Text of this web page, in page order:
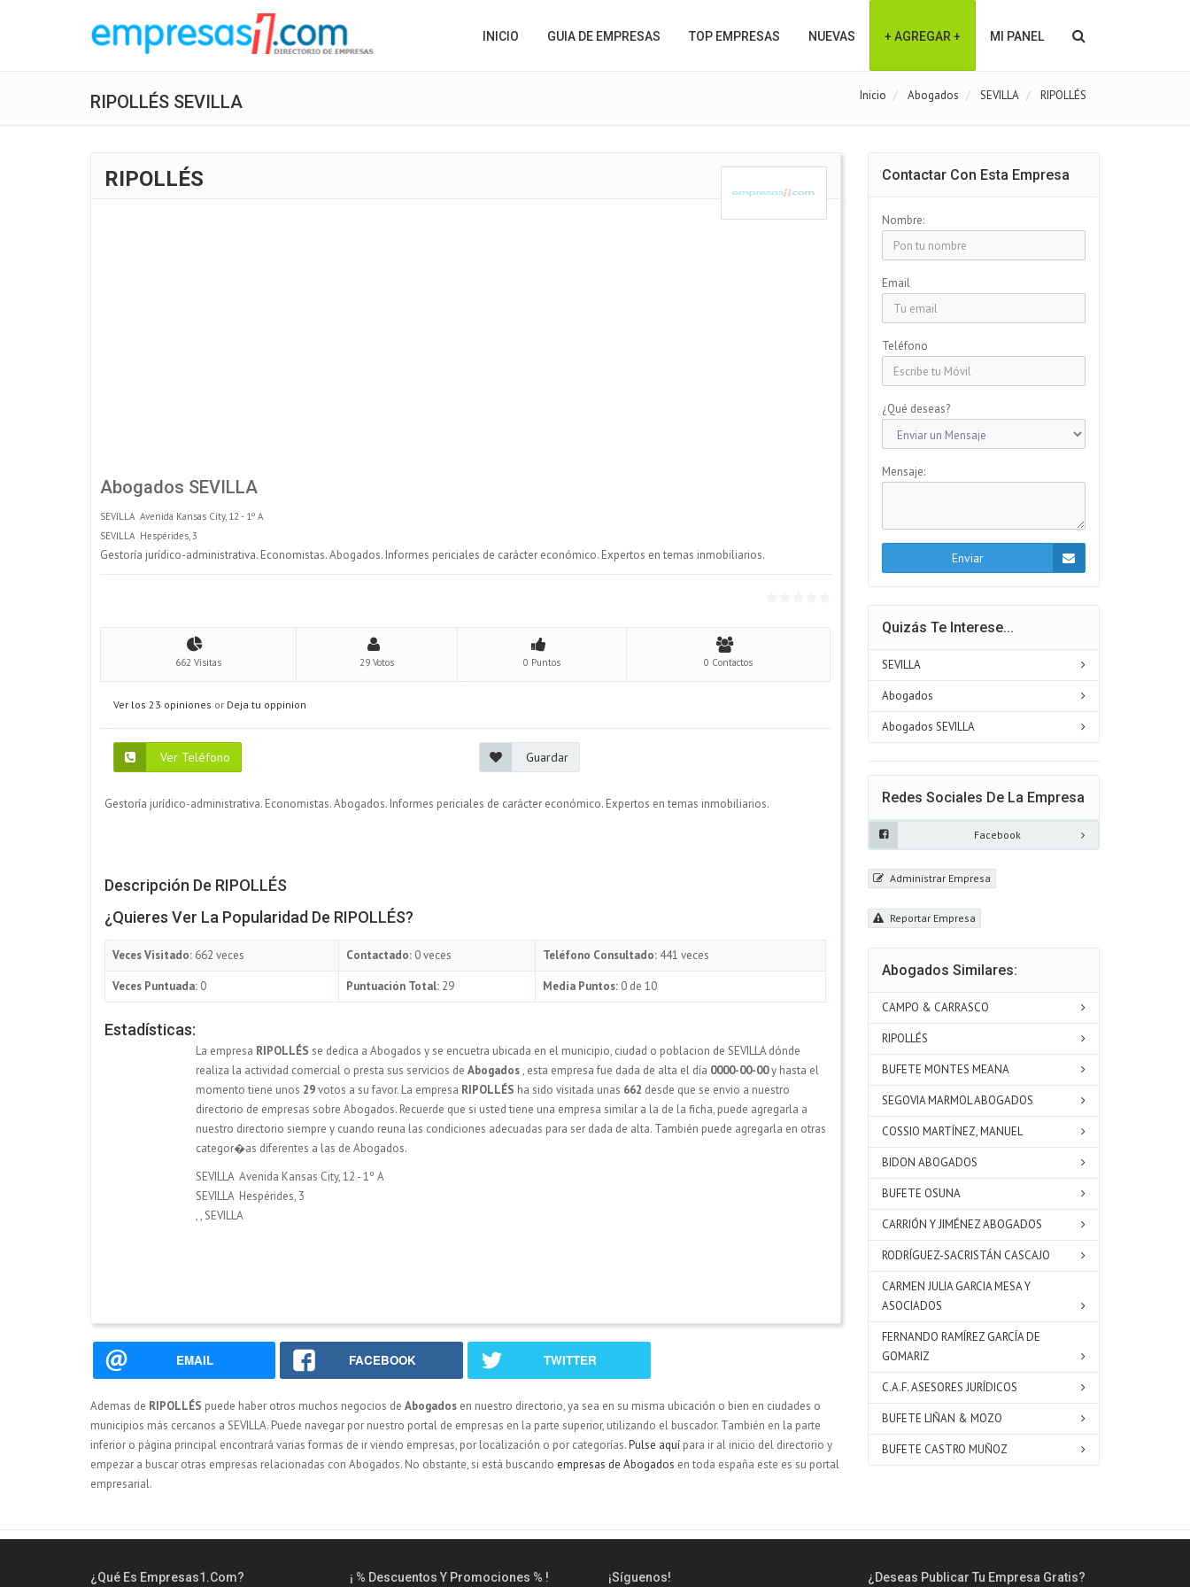
INICIO GUIA DE EMPRESAS TOP EMPRESAS NUEVAS + AGREGAR + MI PANEL
RIPOLLÉS SEVILLA Inicio Abogados SEVILLA RIPOLLÉS
RIPOLLÉS
Abogados SEVILLA
SEVILLA Avenida Kansas City, 12 - 1º A
SEVILLA Hespérides, 3
Gestoría jurídico-administrativa. Economistas. Abogados. Informes periciales de carácter económico. Expertos en temas inmobiliarios.
662 Visitas 29 Votos 0 Puntos 0 Contactos
Ver los 23 opiniones or Deja tu oppinion
Ver Teléfono Guardar
Gestoría jurídico-administrativa. Economistas. Abogados. Informes periciales de carácter económico. Expertos en temas inmobiliarios.
Descripción De RIPOLLÉS
¿Quieres Ver La Popularidad De RIPOLLÉS?
Veces Visitado: 662 veces Contactado: 0 veces Teléfono Consultado: 441 veces
Veces Puntuada: 0 Puntuación Total: 29 Media Puntos: 0 de 10
Estadísticas:
La empresa RIPOLLÉS se dedica a Abogados y se encuetra ubicada en el municipio, ciudad o poblacion de SEVILLA dónde
realiza la actividad comercial o presta sus servicios de Abogados, esta empresa fue dada de alta el día 0000-00-00y hasta el
momento tiene unos 29votos a su favor. La empresa RIPOLLÉS ha sido visitada unas 662 desde que se envio a nuestro
directorio de empresas sobre Abogados. Recuerde que si usted tiene una empresa similar a la de la ficha, puede agregarla a
nuestro directorio siempre y cuando reuna las condiciones adecuadas para ser dada de alta. También puede agregarla en otras
categor�as diferentes a las de Abogados.
SEVILLA Avenida Kansas City, 12 - 1º A
SEVILLA Hespérides, 3
,,SEVILLA
EMAIL FACEBOOK TWITTER
Ademas de RIPOLLÉS puede haber otros muchos negocios de Abogados en nuestro directorio, ya sea en su misma ubicación o bien en ciudades o
municipios más cercanos a SEVILLA. Puede navegar por nuestro portal de empresas en la parte superior, utilizando el buscador. También en la parte
inferior o página principal encontrará varias formas de ir viendo empresas, por localización o por categorías.Pulse aquí para ir al inicio del directorio y
empezar a buscar otras empresas relacionadas con Abogados. No obstante, si está buscando empresas de Abogados en toda españa este es su portal
empresarial.
Contactar Con Esta Empresa
Nombre:
Email
Teléfono
¿Qué deseas?
Mensaje:
Enviar
Quizás Te Interese...
SEVILLA
Abogados
Abogados SEVILLA
Redes Sociales De La Empresa
Facebook
Administrar Empresa
Reportar Empresa
Abogados Similares:
CAMPO & CARRASCO
RIPOLLÉS
BUFETE MONTES MEANA
SEGOVIA MARMOL ABOGADOS
COSSIO MARTÍNEZ, MANUEL
BIDON ABOGADOS
BUFETE OSUNA
CARRIÓN Y JIMÉNEZ ABOGADOS
RODRÍGUEZ-SACRISTÁN CASCAJO
CARMEN JULIA GARCIA MESA Y
ASOCIADOS
FERNANDO RAMÍREZ GARCÍA DE
GOMARIZ
C.A.F. ASESORES JURÍDICOS
BUFETE LIÑAN & MOZO
BUFETE CASTRO MUÑOZ
¿Qué Es Empresas1.com? ¡ % Descuentos Y Promociones % ! ¡Síguenos! ¿Deseas Publicar Tu Empresa Gratis?